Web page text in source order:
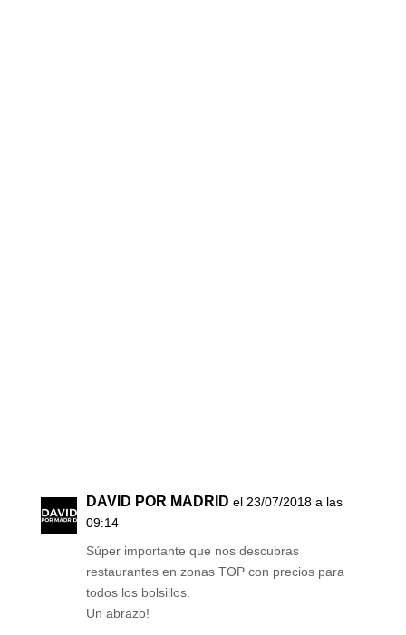
DAVID POR MADRID el 23/07/2018 a las
09:14
Súper importante que nos descubras
restaurantes en zonas TOP con precios para
todos los bolsillos.
Un abrazo!